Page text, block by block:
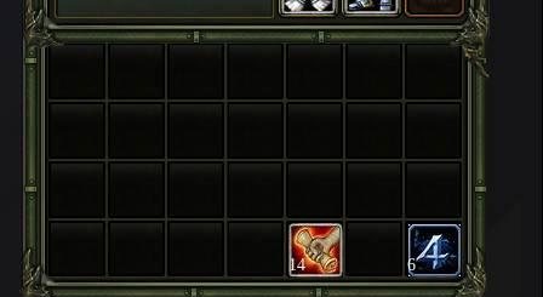
14 6